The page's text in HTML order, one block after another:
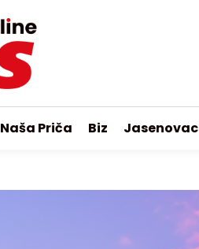
Naša Priča Biz Jasenovac